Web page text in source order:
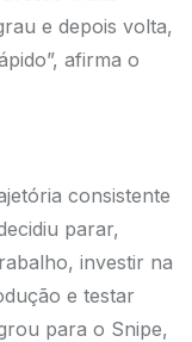
e depois volta,
afirma o
consistente
parar,
investir na
e testar
para o Snipe,